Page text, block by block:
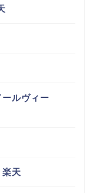
ルヴィー
天